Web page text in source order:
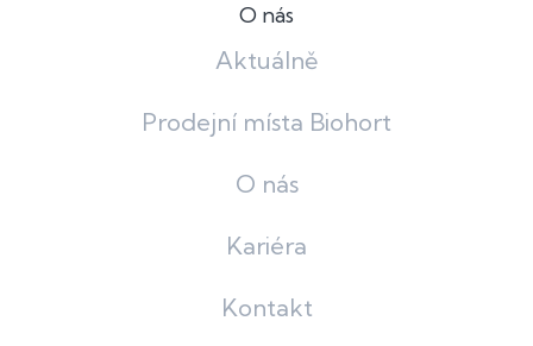
O nás
Aktuálně
Prodejní místa Biohort
O nás
Kariéra
Kontakt